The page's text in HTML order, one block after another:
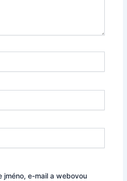
jméno, e-mail a webovou